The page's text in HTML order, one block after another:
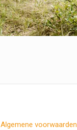
Algemene voorwaarden